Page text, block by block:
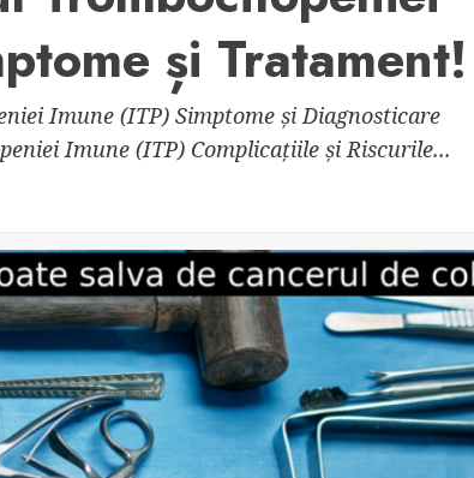
și Tratament!
Imune (ITP) Simptome și Diagnosticare
Imune (ITP) Complicațiile și Riscurile...